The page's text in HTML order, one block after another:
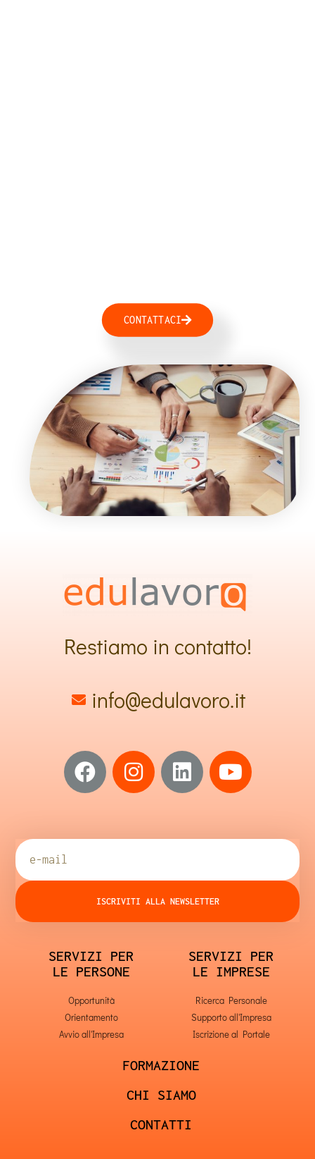
CONTATTACI
Restiamo in contatto!
info@edulavoro.it
ISCRIVITI ALLA NEWSLETTER
SERVIZI PER
LE PERSONE
Opportunità
Orientamento
Avvio all'Impresa
SERVIZI PER
LE IMPRESE
Ricerca Personale
Supporto all'Impresa
Iscrizione al Portale
FORMAZIONE
CHI SIAMO
CONTATTI